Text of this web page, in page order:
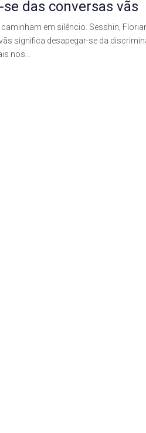
das conversas vãs
em silêncio. Sesshin,
significa desapegar-se da
nos…